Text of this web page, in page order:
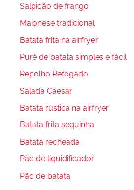
Salpicão de frango
Maionese tradicional
Batata frita na airfryer
Purê de batata simples e fácil
Repolho Refogado
Salada Caesar
Batata rústica na airfryer
Batata frita sequinha
Batata recheada
Pão de liquidificador
Pão de batata